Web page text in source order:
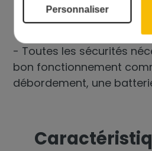
- Toutes les sécurités
bon fonctionnement
débordement, une
Personnaliser